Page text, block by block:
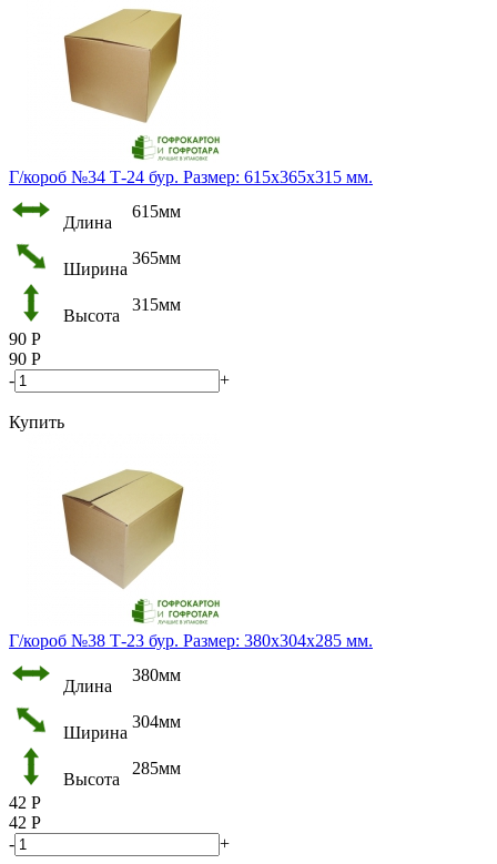
Г/короб №34 Т-24 бур. Размер: 615х365х315 мм.
Длина
615мм
Ширина
365мм
Высота
315мм
90 Р
90 Р
-
+
Купить
Г/короб №38 Т-23 бур. Размер: 380х304х285 мм.
Длина
380мм
Ширина
304мм
Высота
285мм
42 Р
42 Р
-
+